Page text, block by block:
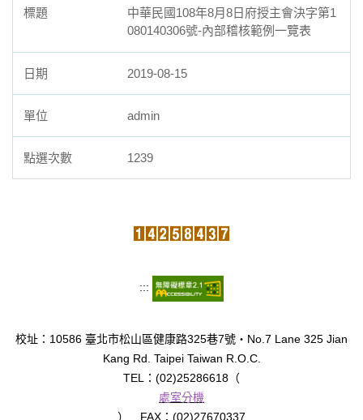
中華民國108年8月8日府授主會決字第1
080140306號-內部稽核範例一覽表
2019-08-15
admin
1239
:::
校址：10586 臺北市松山區健康路325巷7號‧No.7 Lane 325 Jian
Kang Rd. Taipei Taiwan R.O.C.
TEL：(02)25286618（
處室分機
） FAX：(02)27670337